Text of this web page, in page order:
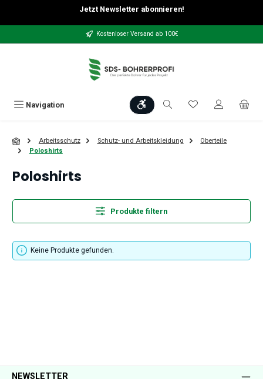
Zum Hauptinhalt springenJetzt Newsletter abonnieren!
Kostenloser Versand ab 100€
Navigation Werkzeugleiste anzeigen
Du hast 0
Arbeitsschutz Schutz- und Arbeitskleidung
Oberteile
Poloshirts
Poloshirts
Produkte filtern
Keine Produkte gefunden.
NEWSLETTER